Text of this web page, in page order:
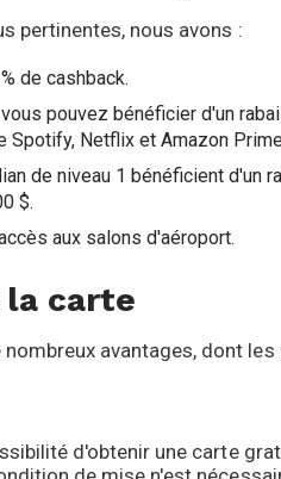
pertinentes, nous avons :
de cashback.
pouvez bénéficier d'un
Spotify, Netflix et Amazon
de niveau 1 bénéficient d'un
$.
aux salons d'aéroport.
la carte
avantages, dont
d'obtenir une carte